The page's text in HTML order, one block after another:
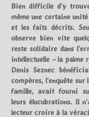
Bien difficile d’y
même une certaine
et les faits décrits.
observe bien vite
reste solidaire dans
intellectuelle – la palme
Denis Seznec
compères, l’enquête
famille, avait fourni
leurs élucubrations. Il
lecteur croire à la